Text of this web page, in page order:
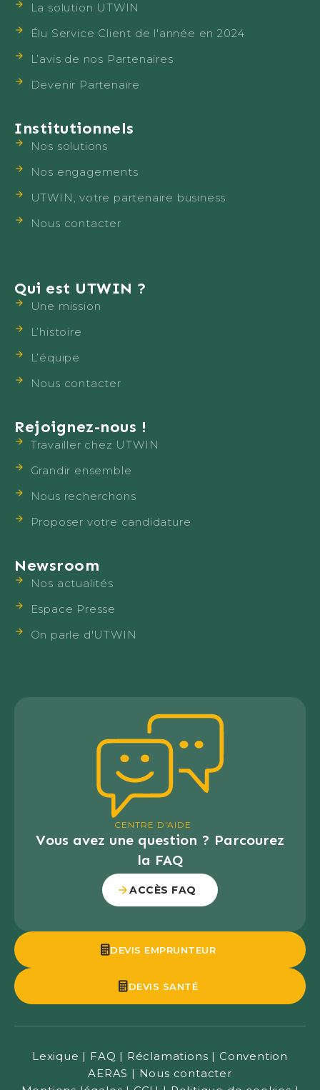
La solution UTWIN
Élu Service Client de l'année en 2024
L’avis de nos Partenaires
Devenir Partenaire
Institutionnels
Nos solutions
Nos engagements
UTWIN, votre partenaire business
Nous contacter
Qui est UTWIN ?
Une mission
L’histoire
L’équipe
Nous contacter
Rejoignez-nous !
Travailler chez UTWIN
Grandir ensemble
Nous recherchons
Proposer votre candidature
Newsroom
Nos actualités
Espace Presse
On parle d'UTWIN
CENTRE D'AIDE
Vous avez une question ? Parcourez
la FAQ
ACCÈS FAQ
DEVIS EMPRUNTEUR
DEVIS SANTÉ
Lexique | FAQ | Réclamations | Convention
AERAS | Nous contacter